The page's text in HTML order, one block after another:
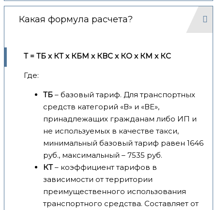
Какая формула расчета?
Т = ТБ x КТ x КБМ x КВС x КО x КМ x КС
Где:
ТБ – базовый тариф. Для транспортных
средств категорий «В» и «ВЕ»,
принадлежащих гражданам либо ИП и
не используемых в качестве такси,
минимальный базовый тариф равен 1646
руб., максимальный – 7535 руб.
КТ– коэффициент тарифов в
зависимости от территории
преимущественного использования
транспортного средства. Составляет от